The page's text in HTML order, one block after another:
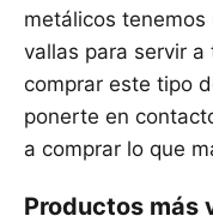
metálicos
vallas para servir a
comprar este tipo
ponerte en
a comprar lo que
Productos más